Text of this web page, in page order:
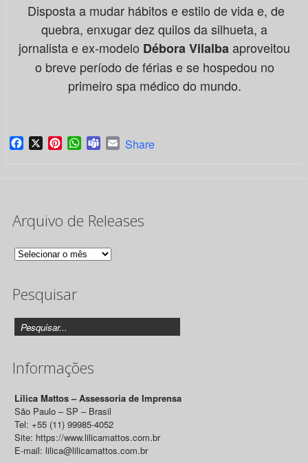
Disposta a mudar hábitos e estilo de vida e, de
quebra, enxugar dez quilos da silhueta, a
jornalista e ex-modelo Débora Vilalbaaproveitou
o breve período de férias e se hospedou no
primeiro spa médico do mundo.
Facebook
X PinterestWhatsApp
TeamsEmail
Share
Arquivo de Releases
Arquivo
Releases
Pesquisar
Informações
Lilica Mattos – Assessoria de Imprensa
São Paulo – SP – Brasil
Tel: +55 (11) 99985-4052
Site: https://www.lilicamattos.com.br
E-mail: lilica@lilicamattos.com.br